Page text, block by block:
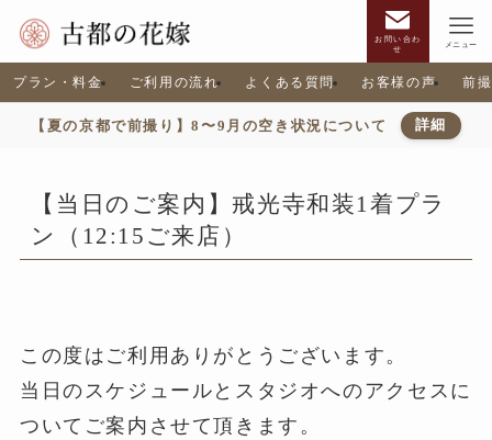
お問い合わ
せ
メニュー
プラン・料金 ご利用の流れ よくある質問 お客様の声 前
【夏の京都で前撮り】8〜9月の空き状況について 詳細
【当日のご案内】戒光寺和装1着プラ
ン（12:15ご来店）
この度はご利用ありがとうございます。
当日のスケジュールとスタジオへのアクセスに
ついてご案内させて頂きます。